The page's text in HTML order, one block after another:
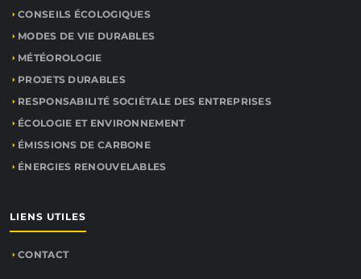
CONSEILS ÉCOLOGIQUES
MODES DE VIE DURABLES
MÉTÉOROLOGIE
PROJETS DURABLES
RESPONSABILITÉ SOCIÉTALE DES ENTREPRISES
ÉCOLOGIE ET ENVIRONNEMENT
ÉMISSIONS DE CARBONE
ÉNERGIES RENOUVELABLES
LIENS UTILES
CONTACT